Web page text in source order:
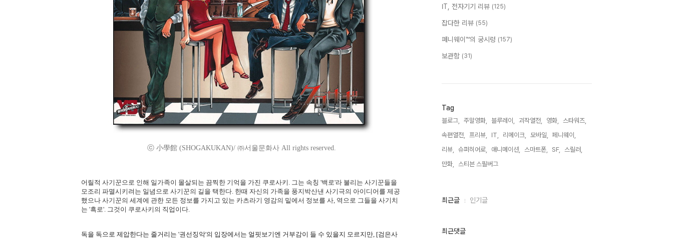
ⓒ 小學館 (SHOGAKUKAN)/ ㈜서울문화사 All rights reserved.
어릴적 사기꾼으로 인해 일가족이 몰살되는 끔찍한 기억을 가진 쿠로사키. 그는 속칭 '백로'라 불리는 사기꾼들을
모조리 파멸시키려는 일념으로 사기꾼의 길을 택한다. 한때 자신의 가족을 풍지박산낸 사기극의 아이디어를 제공
했으나 사기꾼의 세계에 관한 모든 정보를 가지고 있는 카츠라기 영감의 밑에서 정보를 사, 역으로 그들을 사기치
는 '흑로'. 그것이 쿠로사키의 직업이다.
독을 독으로 제압한다는 줄거리는 '권선징악'의 입장에서는 얼핏보기엔 거부감이 들 수 있을지 모르지만, [검은사
IT, 전자기기 리뷰 (125)
잡다한 리뷰 (55)
페니웨이™의 궁시렁 (157)
보관함 (31)
Tag
블로그, 주말영화, 블루레이, 괴작열전, 영화,
스타워즈,
속편열전,
프리뷰, IT, 리메이크, 모바일,
페니웨이,
리뷰,
슈퍼히어로, 애니메이션, 스마트폰, SF,
스릴러,
만화,
스티븐 스필버그,
최
인
최근글 인기글
최근댓글